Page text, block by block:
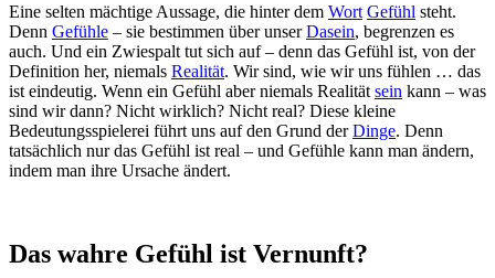
Eine selten mächtige Aussage, die hinter dem Wort Gefühl steht.
Denn Gefühle – sie bestimmen über unserDasein, begrenzen es
auch. Und ein Zwiespalt tut sich auf – denn das Gefühl ist, von der
Definition her, niemals Realität. Wir sind, wie wir uns fühlen … das
ist eindeutig. Wenn ein Gefühl aber niemals Realität sein kann – was
sind wir dann? Nicht wirklich? Nicht real? Diese kleine
Bedeutungsspielerei führt uns auf den Grund derDinge. Denn
tatsächlich nur das Gefühl ist real – und Gefühle kann man ändern,
indem man ihre Ursache ändert.
Das wahre Gefühl ist Vernunft?